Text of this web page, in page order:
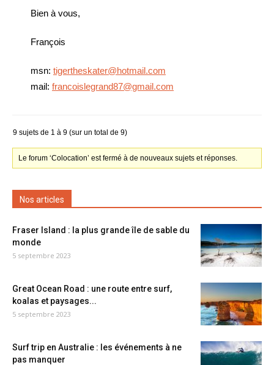
Bien à vous,
François
msn: tigertheskater@hotmail.com
mail: francoislegrand87@gmail.com
9 sujets de 1 à 9 (sur un total de 9)
Le forum ‘Colocation’ est fermé à de nouveaux sujets et réponses.
Nos articles
Fraser Island : la plus grande île de sable du
monde
5 septembre 2023
Great Ocean Road : une route entre surf,
koalas et paysages...
5 septembre 2023
Surf trip en Australie : les événements à ne
pas manquer